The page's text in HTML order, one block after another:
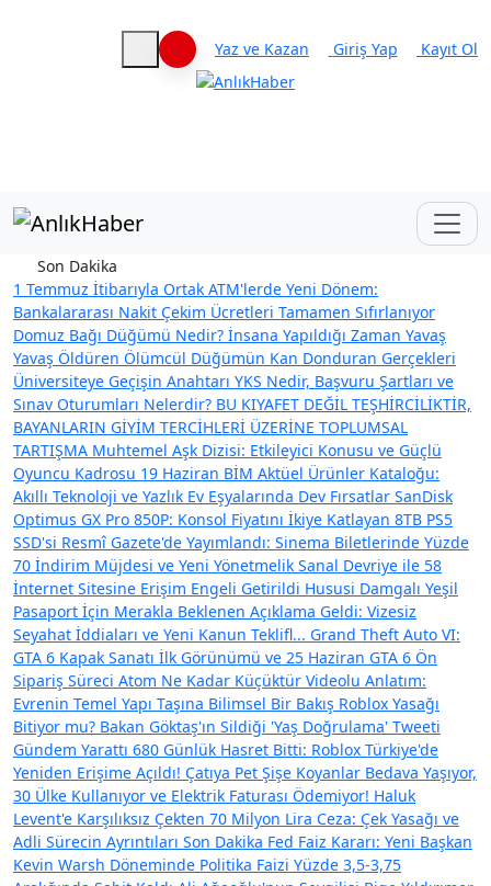
Haberleri keşfet
Yaz ve Kazan Giriş Yap Kayıt Ol
Son Dakika
1 Temmuz İtibarıyla Ortak ATM'lerde Yeni Dönem:
Bankalararası Nakit Çekim Ücretleri Tamamen Sıfırlanıyor
Domuz Bağı Düğümü Nedir? İnsana Yapıldığı Zaman Yavaş
Yavaş Öldüren Ölümcül Düğümün Kan Donduran Gerçekleri
Üniversiteye Geçişin Anahtarı YKS Nedir, Başvuru Şartları ve
Sınav Oturumları Nelerdir? BU KIYAFET DEĞİL TEŞHİRCİLİKTİR,
BAYANLARIN GİYİM TERCİHLERİ ÜZERİNE TOPLUMSAL
TARTIŞMA Muhtemel Aşk Dizisi: Etkileyici Konusu ve Güçlü
Oyuncu Kadrosu 19 Haziran BİM Aktüel Ürünler Kataloğu:
Akıllı Teknoloji ve Yazlık Ev Eşyalarında Dev Fırsatlar SanDisk
Optimus GX Pro 850P: Konsol Fiyatını İkiye Katlayan 8TB PS5
SSD'si Resmî Gazete'de Yayımlandı: Sinema Biletlerinde Yüzde
70 İndirim Müjdesi ve Yeni Yönetmelik Sanal Devriye ile 58
İnternet Sitesine Erişim Engeli Getirildi Hususi Damgalı Yeşil
Pasaport İçin Merakla Beklenen Açıklama Geldi: Vizesiz
Seyahat İddiaları ve Yeni Kanun Teklifl... Grand Theft Auto VI:
GTA 6 Kapak Sanatı İlk Görünümü ve 25 Haziran GTA 6 Ön
Sipariş Süreci Atom Ne Kadar Küçüktür Videolu Anlatım:
Evrenin Temel Yapı Taşına Bilimsel Bir Bakış Roblox Yasağı
Bitiyor mu? Bakan Göktaş'ın Sildiği 'Yaş Doğrulama' Tweeti
Gündem Yarattı 680 Günlük Hasret Bitti: Roblox Türkiye'de
Yeniden Erişime Açıldı! Çatıya Pet Şişe Koyanlar Bedava Yaşıyor,
30 Ülke Kullanıyor ve Elektrik Faturası Ödemiyor! Haluk
Levent'e Karşılıksız Çekten 70 Milyon Lira Ceza: Çek Yasağı ve
Adli Sürecin Ayrıntıları Son Dakika Fed Faiz Kararı: Yeni Başkan
Kevin Warsh Döneminde Politika Faizi Yüzde 3,5-3,75